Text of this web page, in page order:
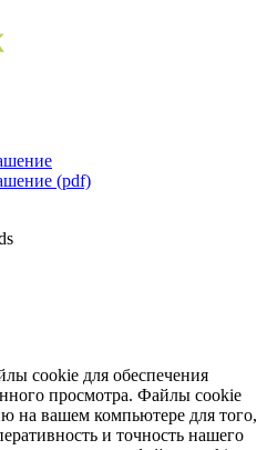
(pdf)
cookie для обеспечения
просмотра. Файлы cookie
на вашем компьютере для того,
и точность нашего